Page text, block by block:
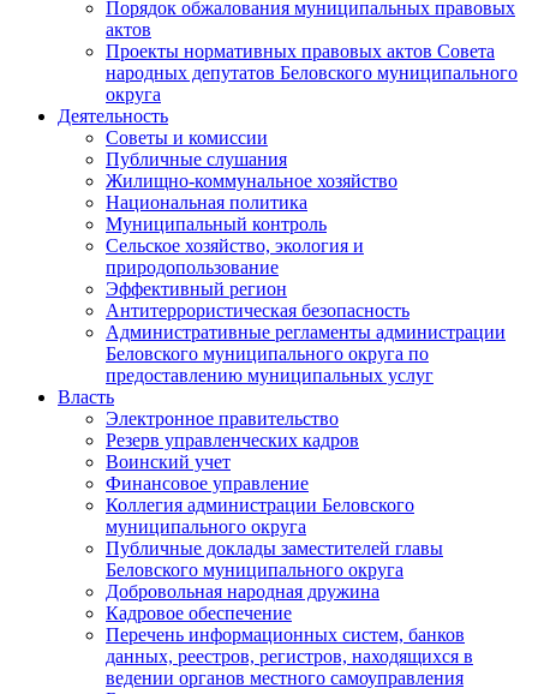
Порядок обжалования муниципальных правовых
актов
Проекты нормативных правовых актов Совета
народных депутатов Беловского муниципального
округа
Деятельность
Советы и комиссии
Публичные слушания
Жилищно-коммунальное хозяйство
Национальная политика
Муниципальный контроль
Сельское хозяйство, экология и
природопользование
Эффективный регион
Антитеррористическая безопасность
Административные регламенты администрации
Беловского муниципального округа по
предоставлению муниципальных услуг
Власть
Электронное правительство
Резерв управленческих кадров
Воинский учет
Финансовое управление
Коллегия администрации Беловского
муниципального округа
Публичные доклады заместителей главы
Беловского муниципального округа
Добровольная народная дружина
Кадровое обеспечение
Перечень информационных систем, банков
данных, реестров, регистров, находящихся в
ведении органов местного самоуправления